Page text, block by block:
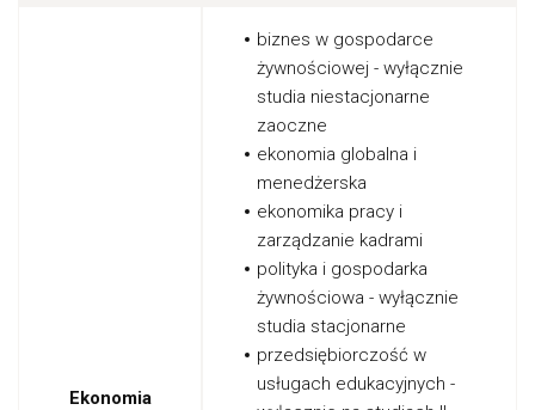
Ekonomia
biznes w gospodarce
żywnościowej - wyłącznie
studia niestacjonarne
zaoczne
ekonomia globalna i
menedżerska
ekonomika pracy i
zarządzanie kadrami
polityka i gospodarka
żywnościowa - wyłącznie
studia stacjonarne
przedsiębiorczość w
usługach edukacyjnych -